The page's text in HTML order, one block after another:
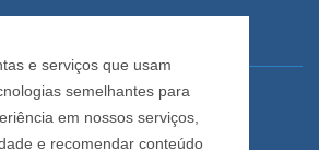
e serviços que usam
semelhantes para
em nossos serviços,
e recomendar conteúdo
Forte, 1622, Centro